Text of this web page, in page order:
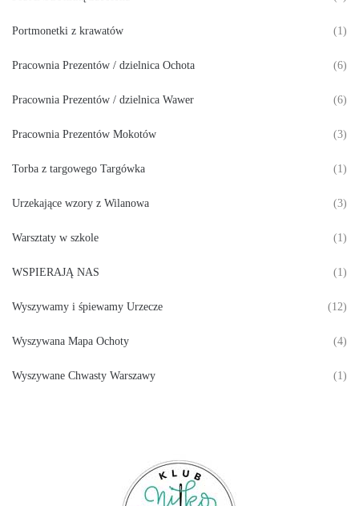
Portmonetki z krawatów (1)
Pracownia Prezentów / dzielnica Ochota (6)
Pracownia Prezentów / dzielnica Wawer (6)
Pracownia Prezentów Mokotów (3)
Torba z targowego Targówka (1)
Urzekające wzory z Wilanowa (3)
Warsztaty w szkole (1)
WSPIERAJĄ NAS (1)
Wyszywamy i śpiewamy Urzecze (12)
Wyszywana Mapa Ochoty (4)
Wyszywane Chwasty Warszawy (1)